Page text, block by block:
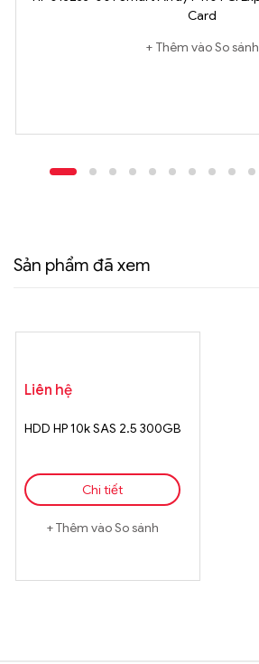
Card
Thêm vào So sánh
Sản phẩm đã xem
Liên hệ
HDD HP 10k SAS 2.5 300GB
Chi tiết
Thêm vào So sánh